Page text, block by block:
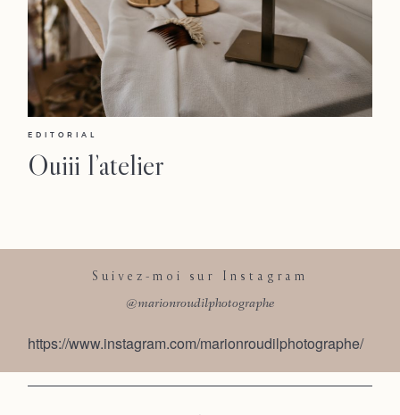
EDITORIAL
Ouiii l’atelier
Suivez-moi sur Instagram
@marionroudilphotographe
https://www.instagram.com/marionroudilphotographe/